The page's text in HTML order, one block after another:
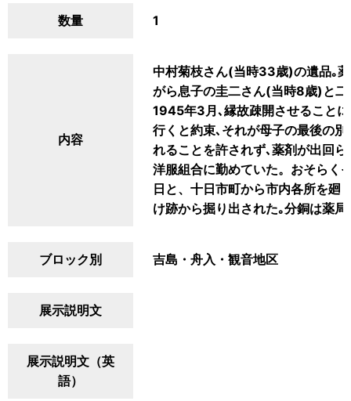
数量 1
内容
中村菊枝さん(当時33歳)の遺品｡
がら息子の圭二さん(当時8歳)と
1945年3月､縁故疎開させること
行くと約束､それが母子の最後の
れることを許されず､薬剤が出回
洋服組合に勤めていた。おそらく
日と、十日市町から市内各所を廻
け跡から掘り出された｡分銅は薬
ブロック別 吉島・舟入・観音地区
展示説明文
展示説明文（英
語）